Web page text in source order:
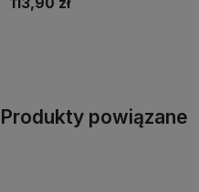
Produkty powiązane